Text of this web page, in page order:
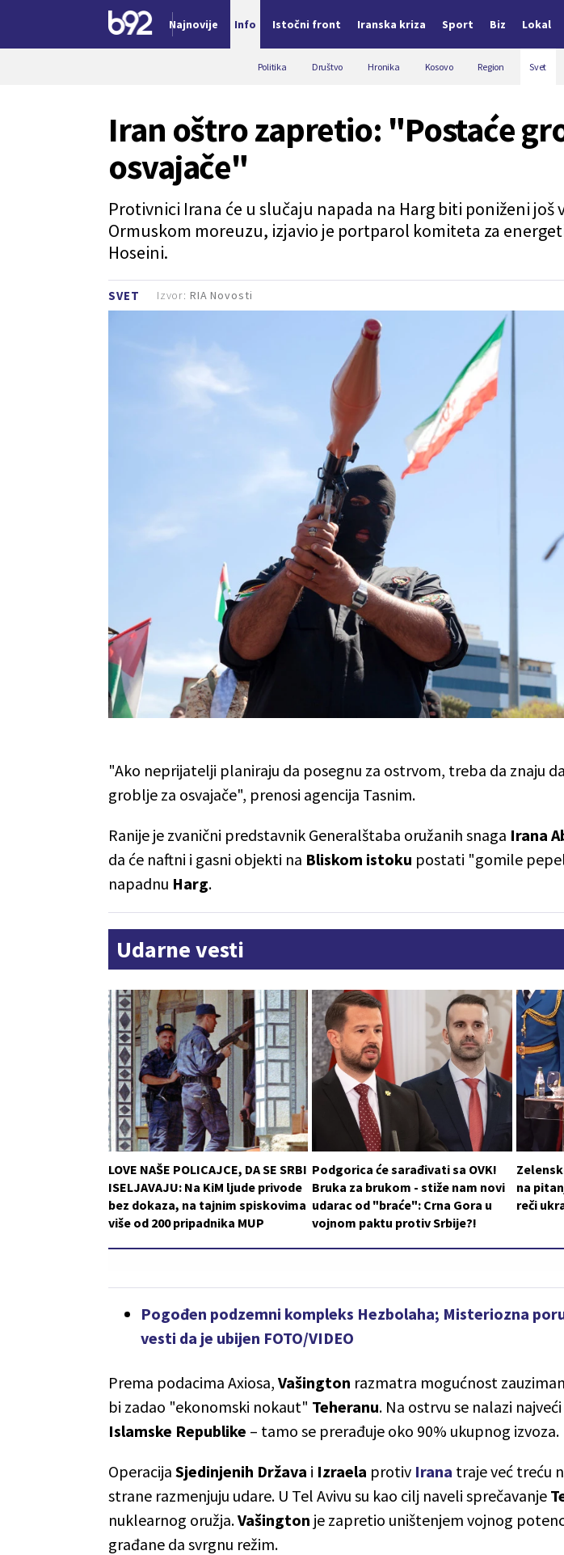
Najnovije Info Istočni front Iranska kriza Sport Biz Lokal
Politika Društvo Hronika Kosovo Region Svet
SVET
Iran oštro zapretio: "Postaće
osvajače"
Protivnici Irana će u slučaju napada na Harg biti poniženi još
Ormuskom moreuzu, izjavio je portparol komiteta za
Hoseini.
Izvor: RIA Novosti
"Ako neprijatelji planiraju da posegnu za ostrvom, treba da znaju
groblje za osvajače", prenosi agencija Tasnim.
Ranije je zvanični predstavnik Generalštaba oružanih snaga Irana
da će naftni i gasni objekti na Bliskom istoku postati "gomile
napadnu Harg.
Udarne vesti
LOVE NAŠE POLICAJCE, DA SE SRBI
ISELJAVAJU: Na KiM ljude privode
bez dokaza, na tajnim spiskovima
više od 200 pripadnika MUP
Podgorica će sarađivati sa OVK!
Bruka za brukom - stiže nam novi
udarac od "braće": Crna Gora u
vojnom paktu protiv Srbije?!
na
reči
Pogođen podzemni kompleks Hezbolaha; Misteriozna
vesti da je ubijen FOTO/VIDEO
Prema podacima Axiosa, Vašington razmatra mogućnost
bi zadao "ekonomski nokaut" Teheranu. Na ostrvu se nalazi
Islamske Republike – tamo se prerađuje oko 90% ukupnog izvoza.
Operacija Sjedinjenih Država i Izraela protiv Irana traje već treću
strane razmenjuju udare. U Tel Avivu su kao cilj naveli sprečavanje
nuklearnog oružja.Vašington je zapretio uništenjem vojnog
građane da svrgnu režim.